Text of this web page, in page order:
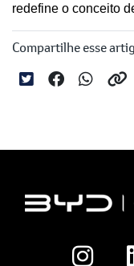
redefine o conceito
Compartilhe esse